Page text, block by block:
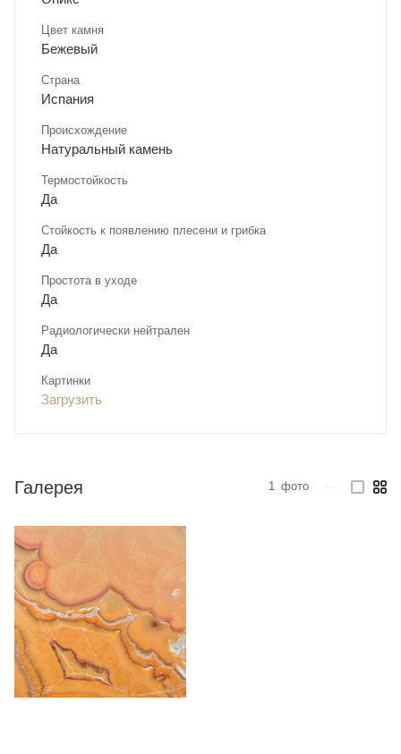
Цвет камня
Бежевый
Страна
Испания
Происхождение
Натуральный камень
Термостойкость
Да
Стойкость к появлению плесени и грибка
Да
Простота в уходе
Да
Радиологически нейтрален
Да
Картинки
Загрузить
Галерея 1 фото